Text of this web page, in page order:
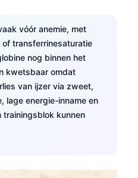
vóór anemie, met
of transferrinesaturatie
nog binnen het
kwetsbaar omdat
van ijzer via zweet,
lage energie-inname en
trainingsblok kunnen